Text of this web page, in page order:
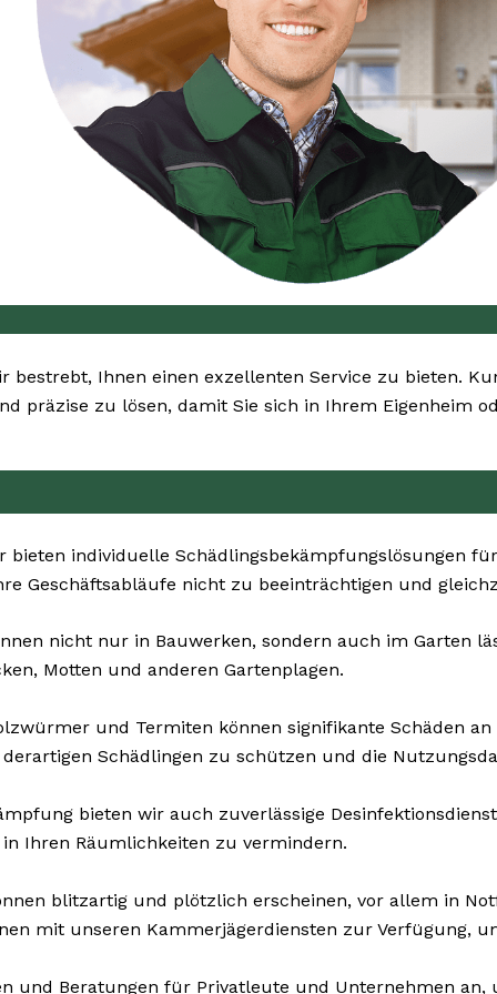
bestrebt, Ihnen einen exzellenten Service zu bieten.
präzise zu lösen, damit Sie sich in Ihrem Eigenheim
bieten individuelle Schädlingsbekämpfungslösungen
Geschäftsabläufe nicht zu beeinträchtigen und
nicht nur in Bauwerken, sondern auch im Garten
Motten und anderen Gartenplagen.
und Termiten können signifikante Schäden
Schädlingen zu schützen und die
bieten wir auch zuverlässige
Ihren Räumlichkeiten zu vermindern.
blitzartig und plötzlich erscheinen, vor allem in
mit unseren Kammerjägerdiensten zur Verfügung,
und Beratungen für Privatleute und Unternehmen